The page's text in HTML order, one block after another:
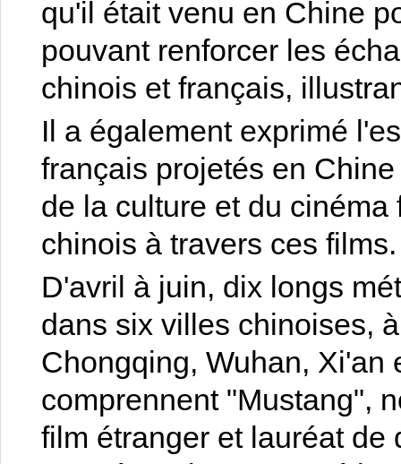
qu'il était venu en Chine
pouvant renforcer les
chinois et français,
Il a également exprimé
français projetés en
de la culture et du
chinois à travers ces films.
D'avril à juin, dix longs
dans six villes chinoises,
Chongqing, Wuhan, Xi'an
comprennent "Mustang",
film étranger et lauréat de